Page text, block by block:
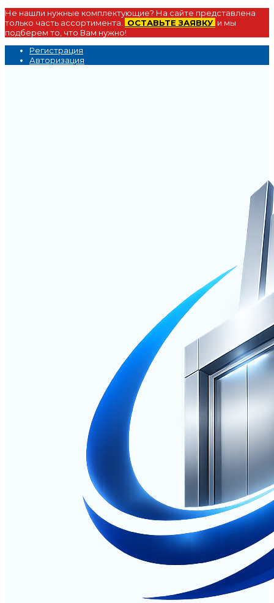
Не нашли нужные комплектующие? На сайте представлена
только часть ассортимента.
ОСТАВЬТЕ ЗАЯВКУ и мы
подберем то, что Вам нужно!
Регистрация
Авторизация